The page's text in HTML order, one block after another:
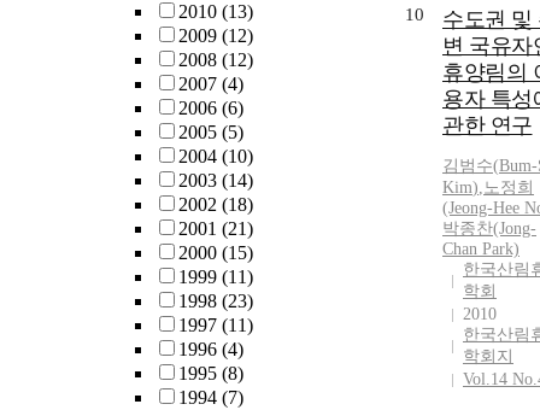
2010 (13)
2009 (12)
2008 (12)
2007 (4)
2006 (6)
2005 (5)
2004 (10)
2003 (14)
2002 (18)
2001 (21)
2000 (15)
1999 (11)
1998 (23)
1997 (11)
1996 (4)
1995 (8)
1994 (7)
10
수도권 및
변 국유자
휴양림의
용자 특성
관한 연구
김범수(Bum-
Kim),노정희
(Jeong-Hee
박종찬(Jong-
Chan Park)
한국산림
학회
2010
한국산림
학회지
Vol.14